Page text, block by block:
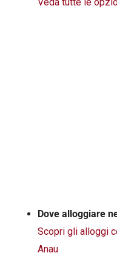
Dove alloggiare
Scopri gli alloggi
Anau